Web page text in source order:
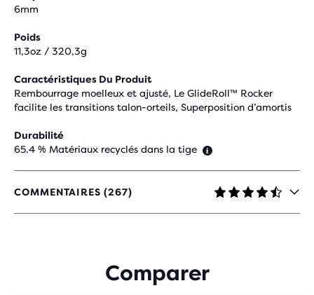
6mm
Poids
11,3oz / 320,3g
Caractéristiques Du Produit
Rembourrage moelleux et ajusté, Le GlideRoll™ Rocker
facilite les transitions talon-orteils, Superposition d’amortis
Durabilité
65.4 % Matériaux recyclés dans la tige
COMMENTAIRES (267)
4,7
SUR
Comparer